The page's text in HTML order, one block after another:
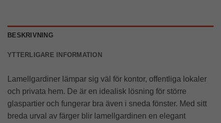
BESKRIVNING
YTTERLIGARE INFORMATION
Lamellgardiner lämpar sig väl för kontor, offentliga lokaler
och privata hem. De är en idealisk lösning för större
glaspartier och fungerar bra även i sneda fönster. Med sitt
breda urval av färger blir lamellgardinen en elegant